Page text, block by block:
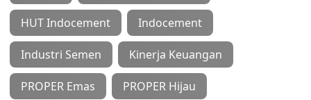
HUT Indocement Indocement
Industri Semen Kinerja Keuangan
PROPER Emas PROPER Hijau